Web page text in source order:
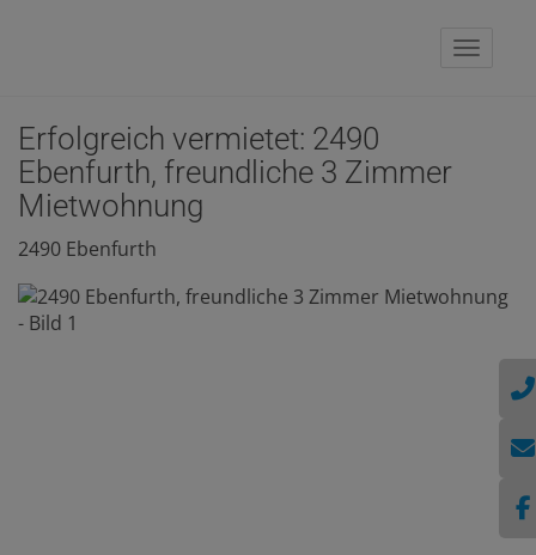
Erfolgreich vermietet: 2490
Ebenfurth, freundliche 3 Zimmer
Mietwohnung
2490 Ebenfurth